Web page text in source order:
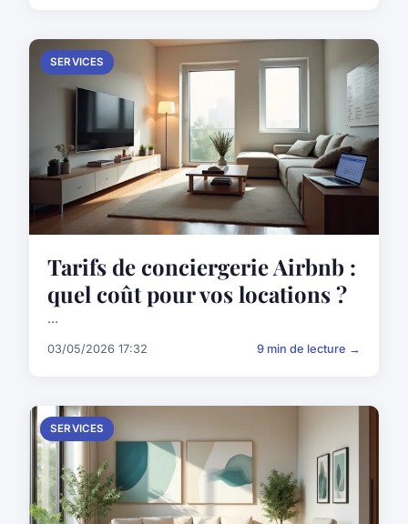
SERVICES
Tarifs de conciergerie Airbnb :
quel coût pour vos locations ?
...
03/05/2026 17:32 9 min de lecture →
SERVICES